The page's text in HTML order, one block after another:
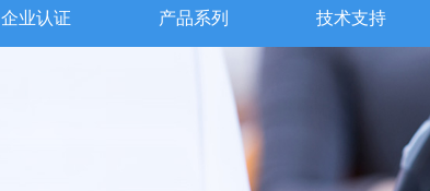
企业认证 产品系列 技术支持